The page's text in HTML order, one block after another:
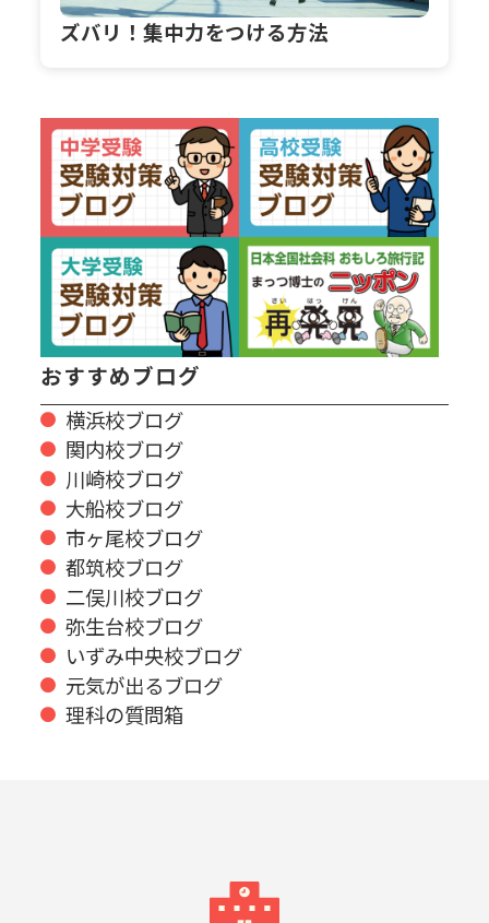
ズバリ！集中力をつける方法
おすすめブログ
横浜校ブログ
関内校ブログ
川崎校ブログ
大船校ブログ
市ヶ尾校ブログ
都筑校ブログ
二俣川校ブログ
弥生台校ブログ
いずみ中央校ブログ
元気が出るブログ
理科の質問箱